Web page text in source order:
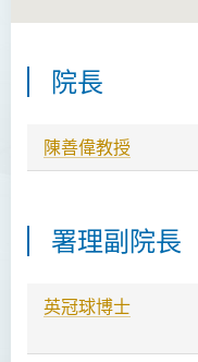
院長
陳善偉教授
署理副院長
英冠球博士